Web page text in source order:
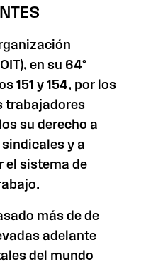
en su 64°
151 y 154, por los
trabajadores
su derecho a
y a
el sistema de
más de de
adelante
del mundo